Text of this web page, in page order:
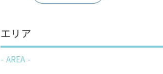
エリア
AREA